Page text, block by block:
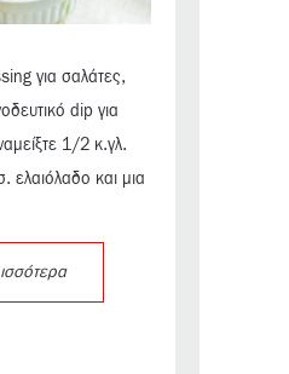
για σαλάτες,
dip για
1/2 κ.γλ.
ελαιόλαδο και μια